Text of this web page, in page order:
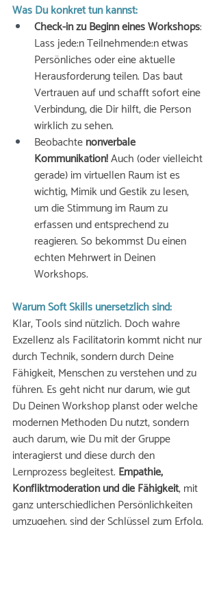
Was Du konkret tun kannst:
Check-in zu Beginn eines Workshops:
Lass jede:n Teilnehmende:n etwas
Persönliches oder eine aktuelle
Herausforderung teilen. Das baut
Vertrauen auf und schafft sofort eine
Verbindung, die Dir hilft, die Person
wirklich zu sehen.
Beobachte nonverbale
Kommunikation! Auch (oder vielleicht
gerade) im virtuellen Raum ist es
wichtig, Mimik und Gestik zu lesen,
um die Stimmung im Raum zu
erfassen und entsprechend zu
reagieren. So bekommst Du einen
echten Mehrwert in Deinen
Workshops.
Warum Soft Skills unersetzlich sind:
Klar, Tools sind nützlich. Doch wahre
Exzellenz als Facilitatorin kommt nicht nur
durch Technik, sondern durch Deine
Fähigkeit, Menschen zu verstehen und zu
führen. Es geht nicht nur darum, wie gut
Du Deinen Workshop planst oder welche
modernen Methoden Du nutzt, sondern
auch darum, wie Du mit der Gruppe
interagierst und diese durch den
Lernprozess begleitest. Empathie,
Konfliktmoderation und die Fähigkeit, mit
ganz unterschiedlichen Persönlichkeiten
umzugehen, sind der Schlüssel zum Erfolg.